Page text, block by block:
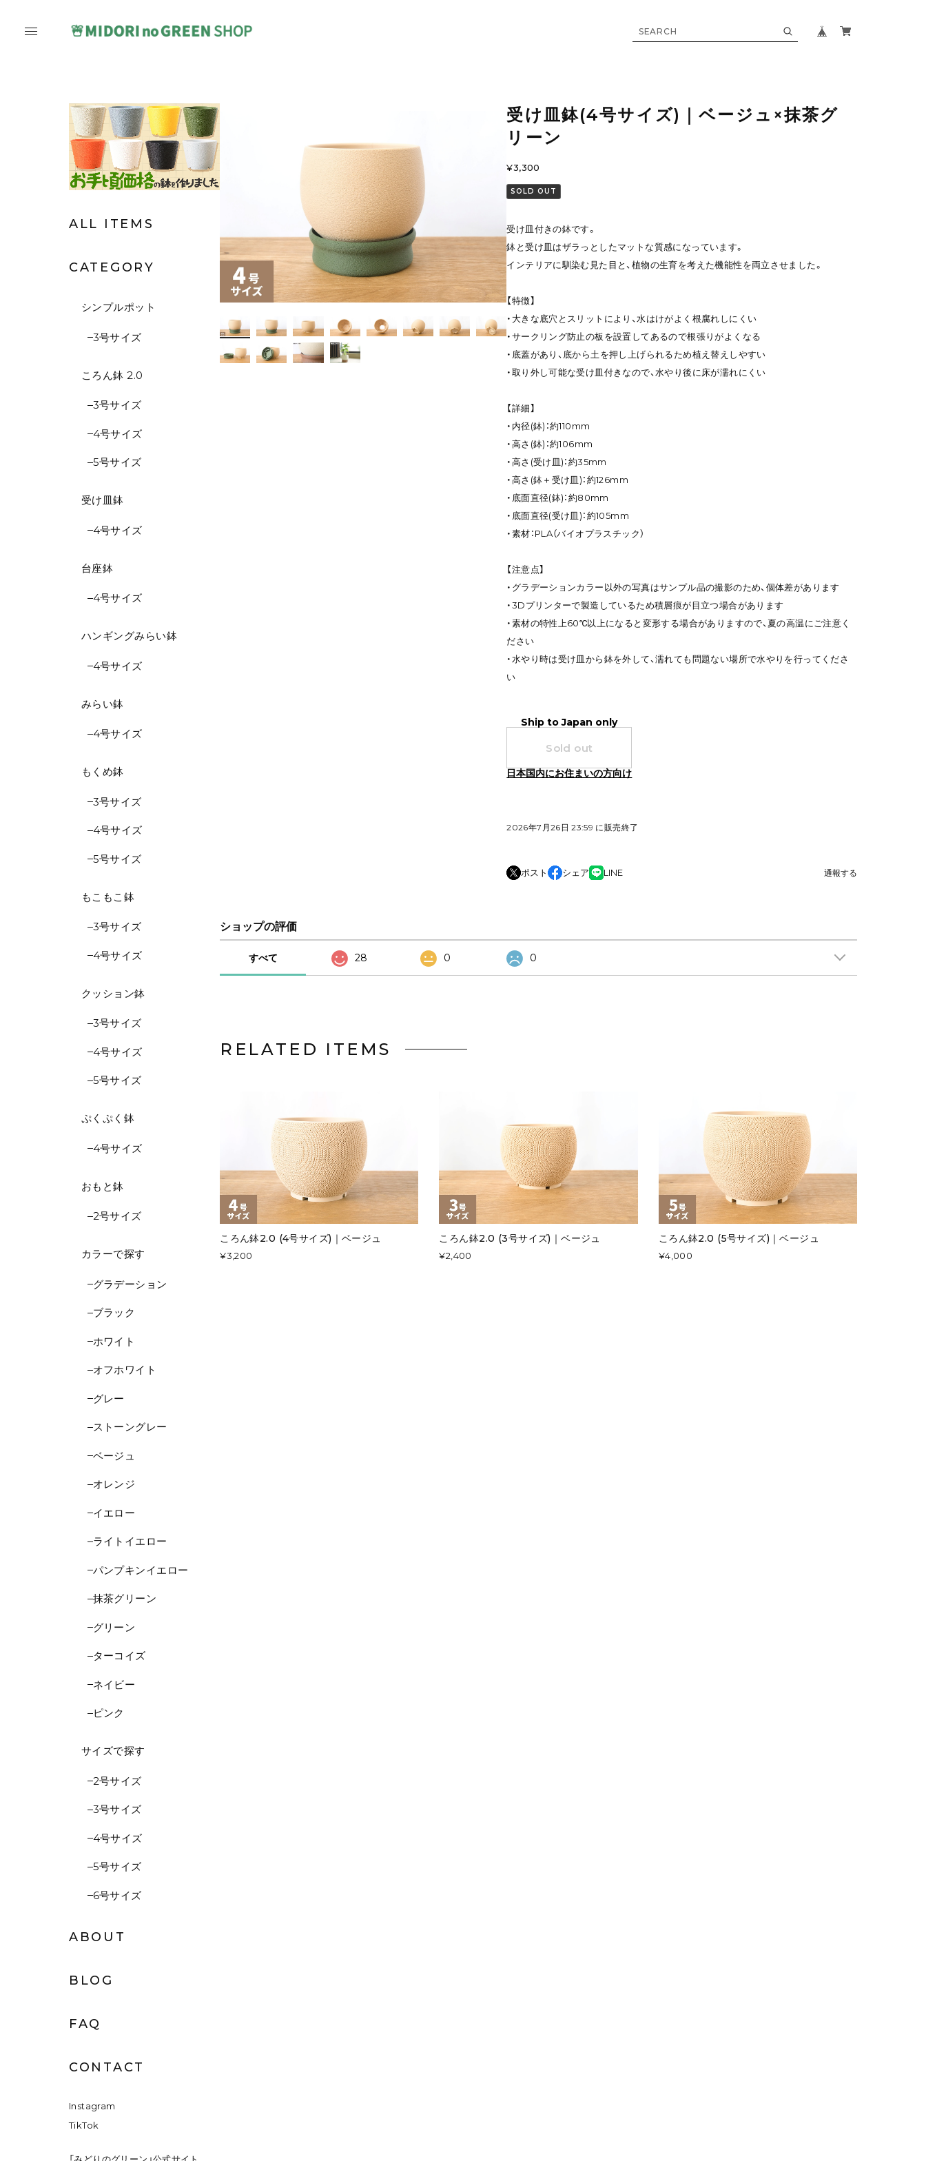
ALL ITEMS
CATEGORY
シンプルポット
3号サイズ
ころん鉢 2.0
3号サイズ
4号サイズ
5号サイズ
受け皿鉢
4号サイズ
台座鉢
4号サイズ
ハンギングみらい鉢
4号サイズ
みらい鉢
4号サイズ
もくめ鉢
3号サイズ
4号サイズ
5号サイズ
もこもこ鉢
3号サイズ
4号サイズ
クッション鉢
3号サイズ
4号サイズ
5号サイズ
ぷくぷく鉢
4号サイズ
おもと鉢
2号サイズ
カラーで探す
グラデーション
ブラック
ホワイト
オフホワイト
グレー
ストーングレー
ベージュ
オレンジ
イエロー
ライトイエロー
パンプキンイエロー
抹茶グリーン
グリーン
ターコイズ
ネイビー
ピンク
サイズで探す
2号サイズ
3号サイズ
4号サイズ
5号サイズ
6号サイズ
ABOUT
BLOG
FAQ
CONTACT
Instagram
TikTok
「みどりのグリーン」公式サイト
受け皿鉢(4号サイズ)｜ベージュ×抹茶グ
リーン
¥3,300
SOLD OUT
受け皿付きの鉢です。
鉢と受け皿はザラっとしたマットな質感になっています。
インテリアに馴染む見た目と、植物の生育を考えた機能性を両立させました。
【特徴】
・大きな底穴とスリットにより、水はけがよく根腐れしにくい
・サークリング防止の板を設置してあるので根張りがよくなる
・底蓋があり、底から土を押し上げられるため植え替えしやすい
・取り外し可能な受け皿付きなので、水やり後に床が濡れにくい
【詳細】
・内径(鉢)：約110mm
・高さ(鉢)：約106mm
・高さ(受け皿)：約35mm
・高さ(鉢＋受け皿)：約126mm
・底面直径(鉢)：約80mm
・底面直径(受け皿)：約105mm
・素材：PLA（バイオプラスチック）
【注意点】
・グラデーションカラー以外の写真はサンプル品の撮影のため、個体差があります
・3Dプリンターで製造しているため積層痕が目立つ場合があります
・素材の特性上60℃以上になると変形する場合がありますので、夏の高温にご注意く
ださい
・水やり時は受け皿から鉢を外して、濡れても問題ない場所で水やりを行ってくださ
い
Ship to Japan only
Sold out
日本国内にお住まいの方向け
2026年7月26日 23:59 に販売終了
ポスト シェア LINE 通報する
ショップの評価
すべて 28 0 0
RELATED ITEMS
ころん鉢2.0 (4号サイズ)｜ベージュ
¥3,200
ころん鉢2.0 (3号サイズ)｜ベージュ
¥2,400
ころん鉢2.0 (5号サイズ)｜ベージュ
¥4,000